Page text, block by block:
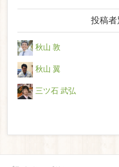
投稿者
秋山 敦
秋山 翼
三ツ石 武弘